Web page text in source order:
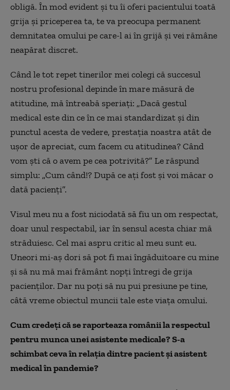
obligă. În mod evident și tu îi oferi pacientului toată
grija și priceperea ta, te va preocupa permanent
demnitatea omului pe care-l ai în grijă și vei rămâne
neapărat discret.
Când le tot repet tinerilor mei colegi că succesul
nostru profesional depinde în mare măsură de
atitudine, mă întreabă speriați: „Dacă gestul
medical este din ce în ce mai standardizat și din
punctul acesta de vedere, prestația noastra atât de
ușor de apreciat, cum facem cu atitudinea? Când
vom ști că o avem pe cea potrivită?” Le răspund
simplu: „Cum când!? După ce ați fost și voi măcar o
dată pacienți”.
Visul meu nu a fost niciodată să fiu un om respectat,
doar unul respectabil, iar în sensul acesta chiar mă
străduiesc. Cel mai aspru critic al meu sunt eu.
Uneori mi-aș dori să pot fi mai îngăduitoare cu mine
și să nu mă mai frământ nopți întregi de grija
pacienților. Dar nu poți să nu pui presiune pe tine,
câtă vreme obiectul muncii tale este viața omului.
Cum credeți că se raporteaza românii la respectul
pentru munca unei asistente medicale? S-a
schimbat ceva în relația dintre pacient și asistent
medical în pandemie?